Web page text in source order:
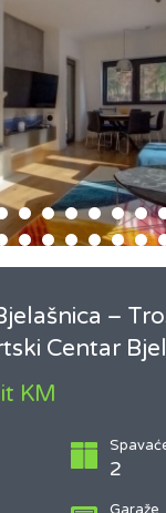
–
Centar
KM
2
Garaže